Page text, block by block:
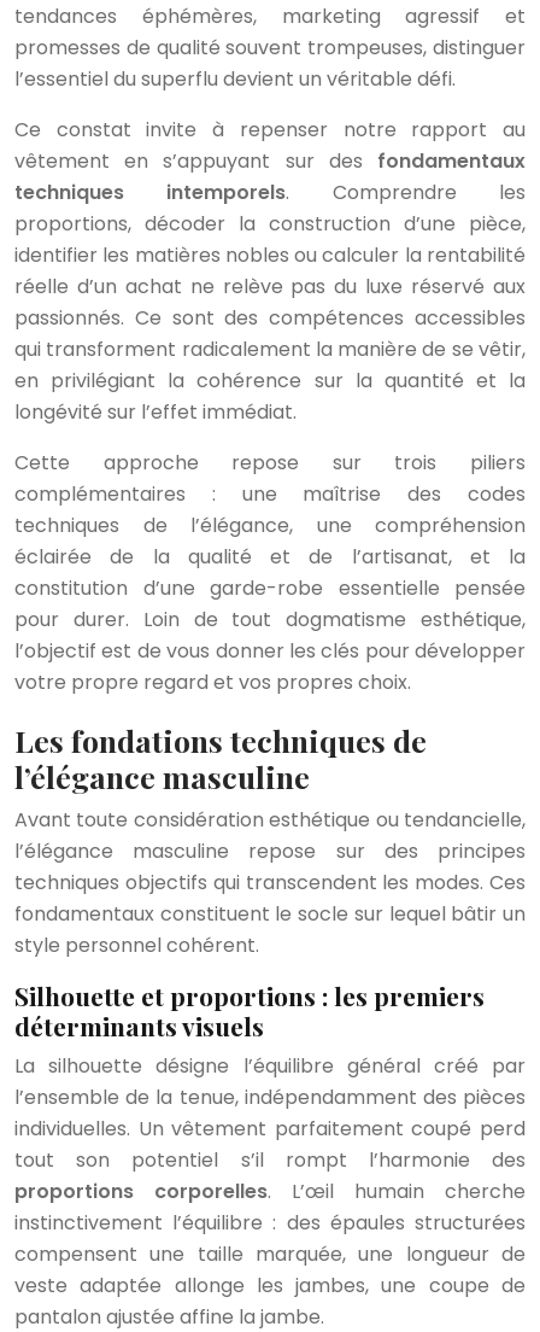
tendances éphémères, marketing agressif et
promesses de qualité souvent trompeuses, distinguer
l’essentiel du superflu devient un véritable défi.
Ce constat invite à repenser notre rapport au
vêtement en s’appuyant sur des fondamentaux
techniques intemporels. Comprendre les
proportions, décoder la construction d’une pièce,
identifier les matières nobles ou calculer la rentabilité
réelle d’un achat ne relève pas du luxe réservé aux
passionnés. Ce sont des compétences accessibles
qui transforment radicalement la manière de se vêtir,
en privilégiant la cohérence sur la quantité et la
longévité sur l’effet immédiat.
Cette approche repose sur trois piliers
complémentaires : une maîtrise des codes
techniques de l’élégance, une compréhension
éclairée de la qualité et de l’artisanat, et la
constitution d’une garde-robe essentielle pensée
pour durer. Loin de tout dogmatisme esthétique,
l’objectif est de vous donner les clés pour développer
votre propre regard et vos propres choix.
Les fondations techniques de
l’élégance masculine
Avant toute considération esthétique ou tendancielle,
l’élégance masculine repose sur des principes
techniques objectifs qui transcendent les modes. Ces
fondamentaux constituent le socle sur lequel bâtir un
style personnel cohérent.
Silhouette et proportions : les premiers
déterminants visuels
La silhouette désigne l’équilibre général créé par
l’ensemble de la tenue, indépendamment des pièces
individuelles. Un vêtement parfaitement coupé perd
tout son potentiel s’il rompt l’harmonie des
proportions corporelles. L’œil humain cherche
instinctivement l’équilibre : des épaules structurées
compensent une taille marquée, une longueur de
veste adaptée allonge les jambes, une coupe de
pantalon ajustée affine la jambe.